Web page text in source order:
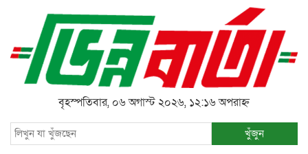
বৃহস্পতিবার, ০৬ অগাস্ট ২০২৬, ১২:১৬ অপরাহ্ন
খুঁজুন